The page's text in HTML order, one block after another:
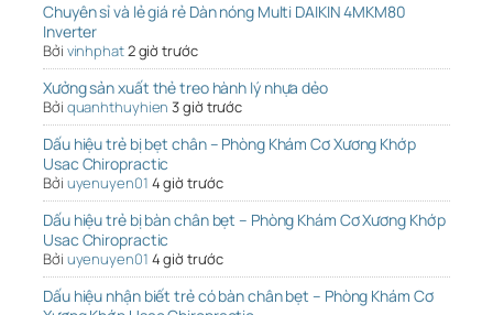
Chuyên sỉ và lẻ giá rẻ Dàn nóng Multi DAIKIN 4MKM80
Inverter
Bởi vinhphat2 giờ trước
Xưởng sản xuất thẻ treo hành lý nhựa dẻo
Bởi quanhthuyhien 3 giờ trước
Dấu hiệu trẻ bị bẹt chân – Phòng Khám Cơ Xương Khớp
Usac Chiropractic
Bởi uyenuyen01 4 giờ trước
Dấu hiệu trẻ bị bàn chân bẹt – Phòng Khám Cơ Xương Khớp
Usac Chiropractic
Bởi uyenuyen01 4 giờ trước
Dấu hiệu nhận biết trẻ có bàn chân bẹt – Phòng Khám Cơ